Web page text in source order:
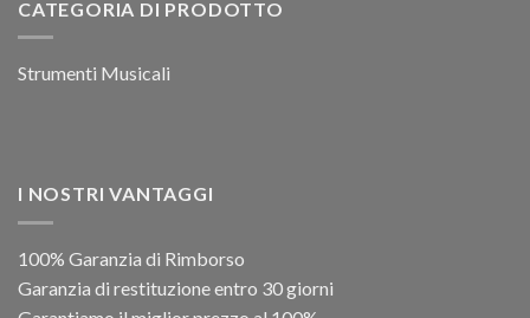
CATEGORIA DI PRODOTTO
Strumenti Musicali
I NOSTRI VANTAGGI
100% Garanzia di Rimborso
Garanzia di restituzione entro 30 giorni